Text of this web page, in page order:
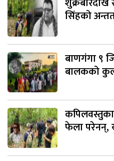
सिंहको
बाणगंगा ९
बालकको
फेला परेनन्,